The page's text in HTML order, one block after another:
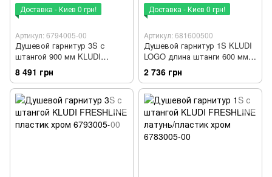
Доставка - Киев 0 грн!
Артикул: 6794005-00
Душевой гарнитур 3S с
штангой 900 мм KLUDI
FRESHLINE пластик хром
6794005-00
8 491 грн
Доставка - Киев 0 грн!
Артикул: 681600500
Душевой гарнитур 1S KLUDI
LOGO длина штанги 600 мм
пластик хром 6816005-00
2 736 грн